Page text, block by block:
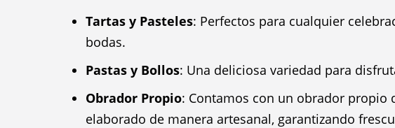
Tartas y Pasteles: Perfectos para cualquier
bodas.
Pastas y Bollos: Una deliciosa variedad para
Obrador Propio: Contamos con un obrador propio
elaborado de manera artesanal, garantizando